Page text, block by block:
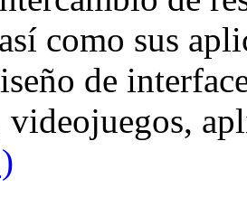
como sus
de
videojuegos,